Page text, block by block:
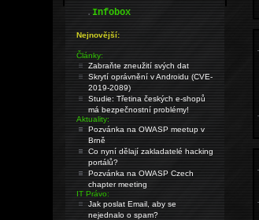
.Infobox
Nejnovější:
Články:
Zabraňte zneužití svých dat
Skrytí oprávnění v Androidu (CVE-
2019-2089)
Studie: Třetina českých e-shopů
má bezpečnostní problémy!
Aktuality:
Pozvánka na OWASP meetup v
Brně
Co nyní dělají zakladatelé hacking
portálů?
Pozvánka na OWASP Czech
chapter meeting
IT Právo:
Jak poslat Email, aby se
nejednalo o spam?